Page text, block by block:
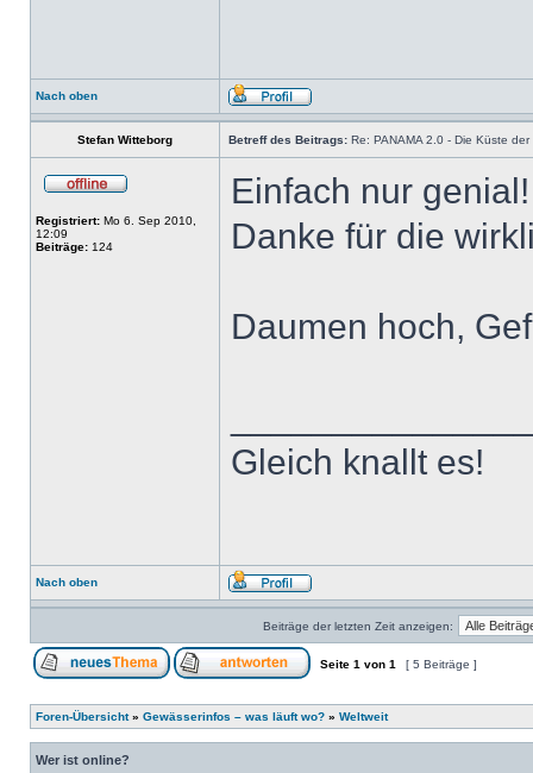
Nach oben
Stefan Witteborg Betreff des Beitrags: Re: PANAMA 2.0 - Die Küste
Registriert: Mo 6. Sep 2010,
12:09
Beiträge: 124
Einfach nur genial!
Danke für die
Daumen hoch,
Gleich knallt es!
Nach oben
Beiträge der letzten Zeit anzeigen:
Seite 1 von 1 [ 5 Beiträge ]
Foren-Übersicht» Gewässerinfos – was läuft wo? » Weltweit
Wer ist online?